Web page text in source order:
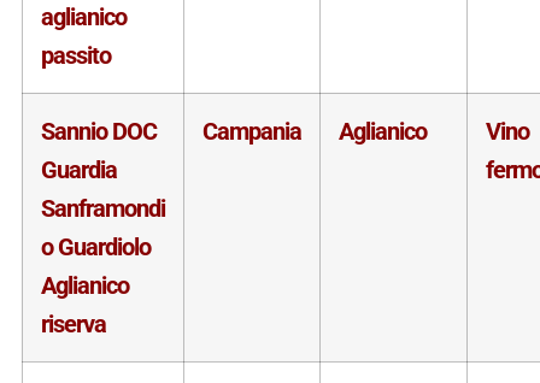
aglianico
passito
Sannio DOC
Guardia
Sanframondi
o Guardiolo
Aglianico
riserva
Campania Aglianico
Vino